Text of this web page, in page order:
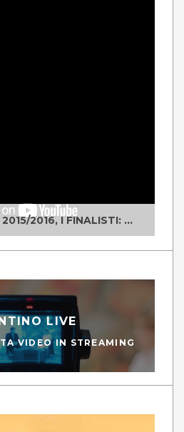
UNO TWO DREI 2015/2016, I FINALISTI: CLASSE IV ALS ISTITUTO "DEGASPERI" BORGO VALSUGANA
LIVE
VIDEO IN STREAMING